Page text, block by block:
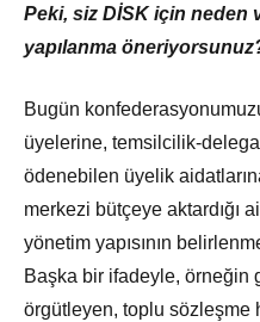
Peki, siz DİSK için neden
yapılanma
Bugün
üyelerine, temsilcilik-
ödenebilen üyelik
merkezi bütçeye aktardığı
yönetim yapısının
Başka bir ifadeyle, örneğin
örgütleyen, toplu sözleşme